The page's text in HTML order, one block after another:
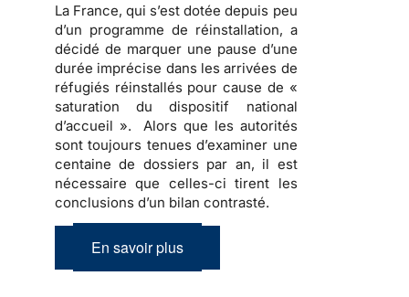
La France, qui s’est dotée depuis peu
d’un programme de réinstallation, a
décidé de marquer une pause d’une
durée imprécise dans les arrivées de
réfugiés réinstallés pour cause de «
saturation du dispositif national
d’accueil ». Alors que les autorités
sont toujours tenues d’examiner une
centaine de dossiers par an, il est
nécessaire que celles-ci tirent les
conclusions d’un bilan contrasté.
En savoir plus